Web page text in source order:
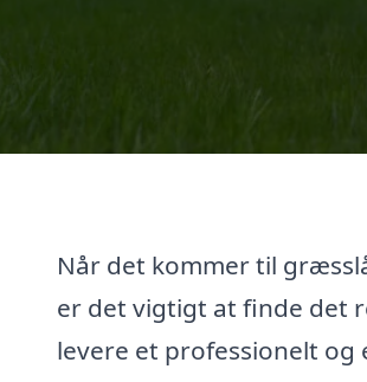
Når det kommer til
er det vigtigt at finde det
levere et professionelt